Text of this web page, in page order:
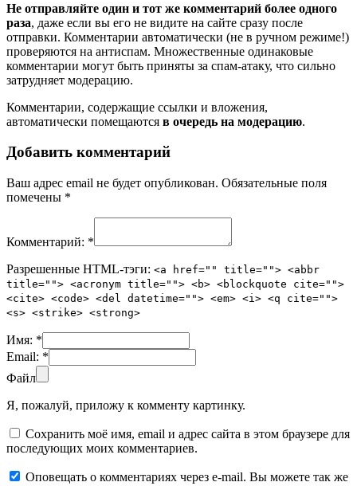
Не отправляйте один и тот же комментарий более одного
раза, даже если вы его не видите на сайте сразу после
отправки. Комментарии автоматически (не в ручном режиме!)
проверяются на антиспам. Множественные одинаковые
комментарии могут быть приняты за спам-атаку, что сильно
затрудняет модерацию.
Комментарии, содержащие ссылки и вложения,
автоматически помещаются в очередь на модерацию.
Добавить комментарий
Ваш адрес email не будет опубликован. Обязательные поля
помечены *
Комментарий: *
Разрешенные HTML-тэги: <a href="" title=""> <abbr
title=""> <acronym title=""> <b> <blockquote cite="">
<cite> <code> <del datetime=""> <em> <i> <q cite="">
<s> <strike> <strong>
Имя: *
Email: *
Файл
Я, пожалуй, приложу к комменту картинку.
Сохранить моё имя, email и адрес сайта в этом браузере для
последующих моих комментариев.
Оповещать о комментариях через e-mail. Вы можете так же